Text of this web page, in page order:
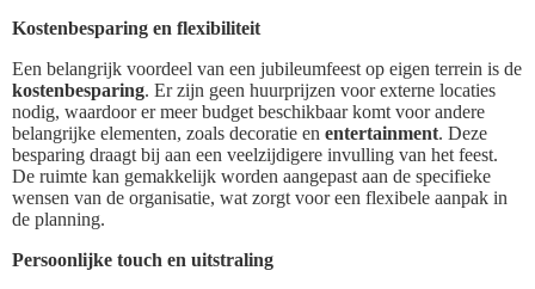
Kostenbesparing en flexibiliteit
Een belangrijk voordeel van een jubileumfeest op eigen terrein is de
kostenbesparing. Er zijn geen huurprijzen voor externe locaties
nodig, waardoor er meer budget beschikbaar komt voor andere
belangrijke elementen, zoals decoratie en entertainment. Deze
besparing draagt bij aan een veelzijdigere invulling van het feest.
De ruimte kan gemakkelijk worden aangepast aan de specifieke
wensen van de organisatie, wat zorgt voor een flexibele aanpak in
de planning.
Persoonlijke touch en uitstraling